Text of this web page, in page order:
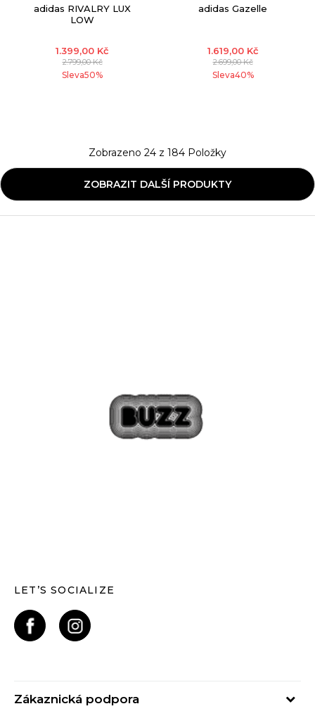
adidas RIVALRY LUX
LOW
1.399,00 Kč
2.799,00Kč
Sleva50%
adidas Gazelle
1.619,00 Kč
2.699,00Kč
Sleva40%
Zobrazeno 24 z 184 Položky
ZOBRAZIT DALŠÍ PRODUKTY
LET’S SOCIALIZE
Zákaznická podpora